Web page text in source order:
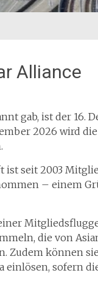
Alliance
gab, ist der 16.
2026 wird
ist seit 2003
– einem
die von
Zudem können
sofern